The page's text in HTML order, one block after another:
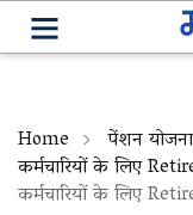
Home पेंशन योजना
कर्मचारियों के लिए
कर्मचारियों के लिए